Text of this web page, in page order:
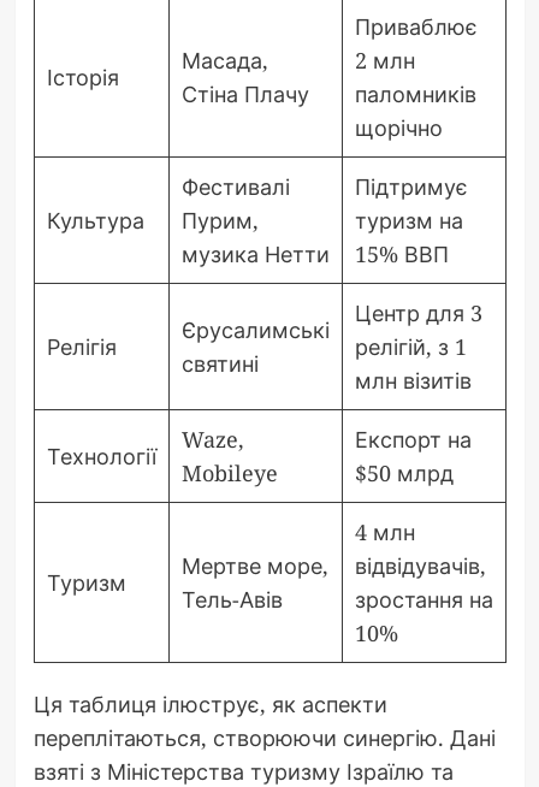
Історія
Масада,
Стіна Плачу
Приваблює
2 млн
паломників
щорічно
Культура
Фестивалі
Пурим,
музика Нетти
Підтримує
туризм на
15% ВВП
Релігія
Єрусалимські
святині
Центр для 3
релігій, з 1
млн візитів
Технології
Waze,
Mobileye
Експорт на
$50 млрд
Туризм
Мертве море,
Тель-Авів
4 млн
відвідувачів,
зростання на
10%
Ця таблиця ілюструє, як аспекти
переплітаються, створюючи синергію. Дані
взяті з Міністерства туризму Ізраїлю та